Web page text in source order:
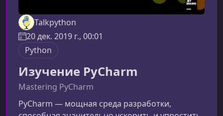
Talkpython
20 дек. 2019 г., 00:01
Python
Изучение PyCharm
Mastering PyCharm
PyCharm — мощная среда разработки,